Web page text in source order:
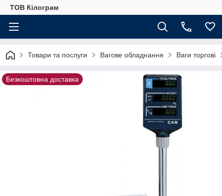
ТОВ Кілограм
Товари та послуги Вагове обладнання Ваги торгові
Безкоштовна доставка